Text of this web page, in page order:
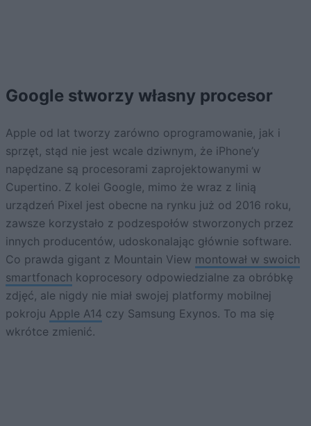
Google stworzy własny procesor
Apple od lat tworzy zarówno oprogramowanie, jak i
sprzęt, stąd nie jest wcale dziwnym, że iPhone’y
napędzane są procesorami zaprojektowanymi w
Cupertino. Z kolei Google, mimo że wraz z linią
urządzeń Pixel jest obecne na rynku już od 2016 roku,
zawsze korzystało z podzespołów stworzonych przez
innych producentów, udoskonalając głównie software.
Co prawda gigant z Mountain View montował w swoich
smartfonach koprocesory odpowiedzialne za obróbkę
zdjęć, ale nigdy nie miał swojej platformy mobilnej
pokroju Apple A14 czy Samsung Exynos. To ma się
wkrótce zmienić.